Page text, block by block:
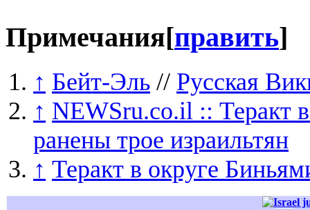
Примечания[править]
↑ Бейт-Эль // Русская
↑ NEWSru.co.il :: Теракт
ранены трое израильтян
↑ Теракт в округе